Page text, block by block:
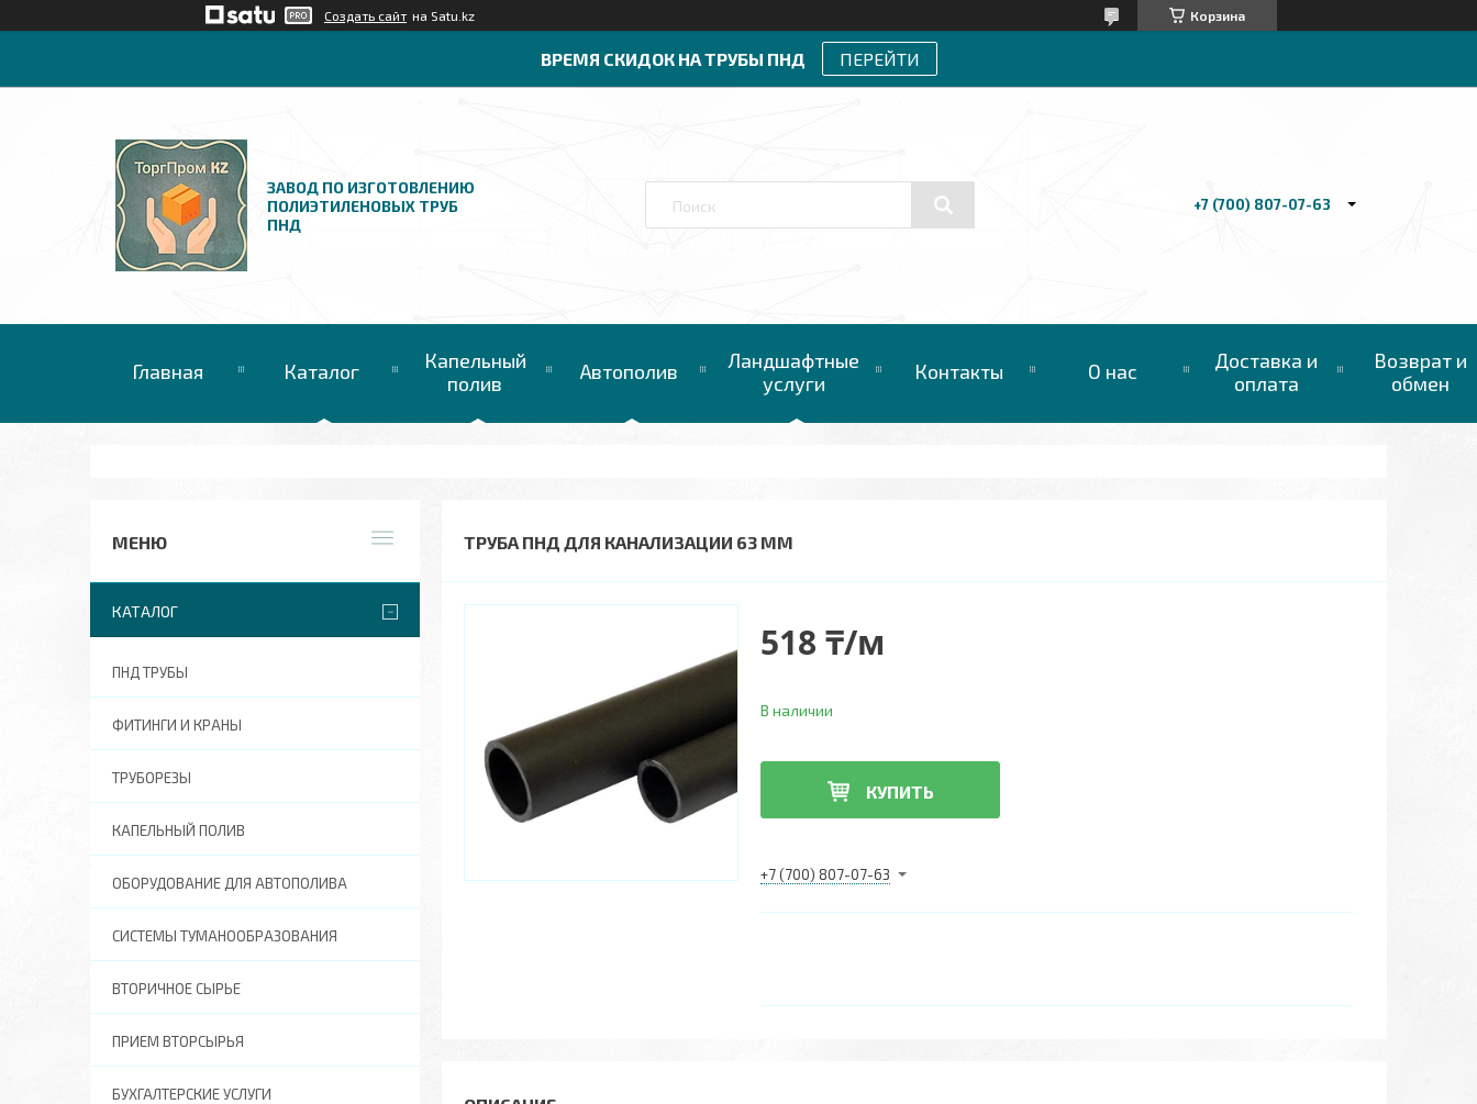
Создать сайт на Satu.kz Корзина
ВРЕМЯ СКИДОК НА ТРУБЫ ПНД ПЕРЕЙТИ
ЗАВОД ПО ИЗГОТОВЛЕНИЮ
ПОЛИЭТИЛЕНОВЫХ ТРУБ
ПНД
+7 (700) 807-07-63
Главная Каталог
Капельный
полив
Автополив
Ландшафтные
услуги
Контакты О нас
Доставка и
оплата
Возврат и
обмен
ТРУБА ПНД ДЛЯ КАНАЛИЗАЦИИ 63 ММ
518 ₸/м
В наличии
КУПИТЬ
+7 (700) 807-07-63
КАТАЛОГ
ПНД ТРУБЫ
ФИТИНГИ И КРАНЫ
ТРУБОРЕЗЫ
КАПЕЛЬНЫЙ ПОЛИВ
ОБОРУДОВАНИЕ ДЛЯ АВТОПОЛИВА
СИСТЕМЫ ТУМАНООБРАЗОВАНИЯ
ВТОРИЧНОЕ СЫРЬЕ
ПРИЕМ ВТОРСЫРЬЯ
БУХГАЛТЕРСКИЕ УСЛУГИ